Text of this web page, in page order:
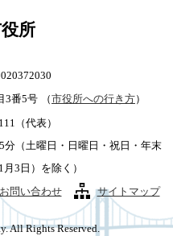
所
3番5号
（市役所への行き方）
（代表）
（土曜日・日曜日・祝日・年末
3日）を除く）
問い合わせ サイトマップ
All Rights Reserved.